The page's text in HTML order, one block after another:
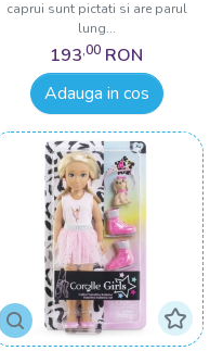
caprui sunt pictati si are parul
lung...
193,00 RON
Adauga in cos